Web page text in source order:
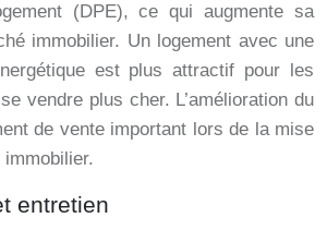
(DPE), ce qui augmente sa
immobilier. Un logement avec une
est plus attractif pour les
vendre plus cher. L’amélioration du
de vente important lors de la mise
immobilier.
entretien